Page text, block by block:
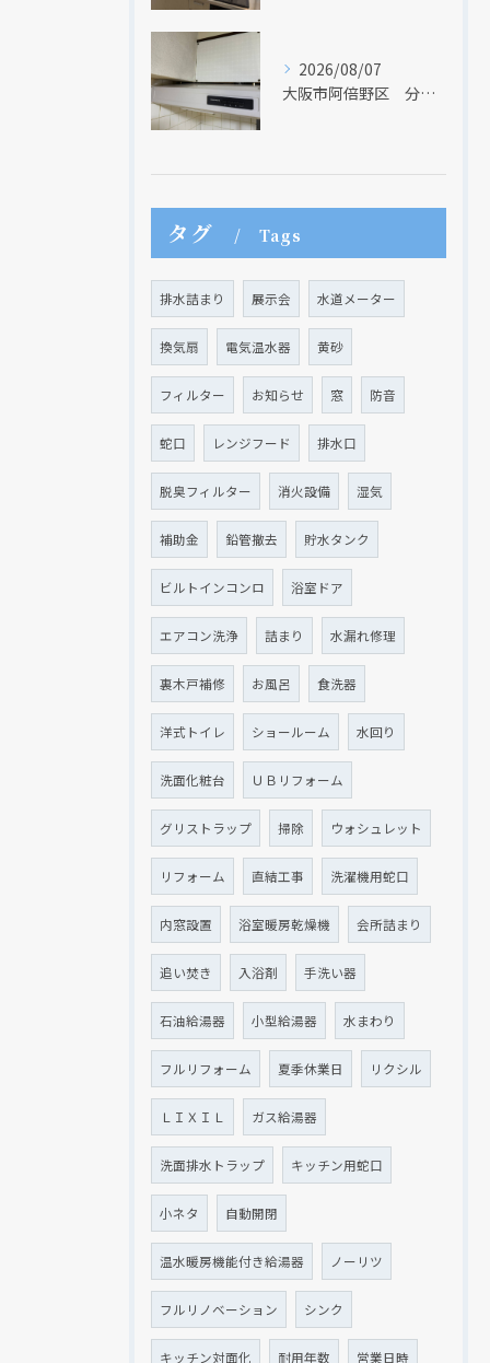
2026/08/07
大阪市阿倍野区 分譲マンションのレンジフード取替リフォーム工事 タカラスタンダード
タグ Tags
排水詰まり 展示会 水道メーター
換気扇 電気温水器 黄砂
フィルター お知らせ 窓 防音
蛇口 レンジフード 排水口
脱臭フィルター 消火設備 湿気
補助金 鉛管撤去 貯水タンク
ビルトインコンロ 浴室ドア
エアコン洗浄 詰まり 水漏れ修理
裏木戸補修 お風呂 食洗器
洋式トイレ ショールーム 水回り
洗面化粧台 ＵＢリフォーム
グリストラップ 掃除 ウォシュレット
リフォーム 直結工事 洗濯機用蛇口
内窓設置 浴室暖房乾燥機 会所詰まり
追い焚き 入浴剤 手洗い器
石油給湯器 小型給湯器 水まわり
フルリフォーム 夏季休業日 リクシル
ＬＩＸＩＬ ガス給湯器
洗面排水トラップ キッチン用蛇口
小ネタ 自動開閉
温水暖房機能付き給湯器 ノーリツ
フルリノベーション シンク
キッチン対面化 耐用年数 営業日時
クリックでチラシのページにジャンプします
クリックでチラシのページにジャンプします